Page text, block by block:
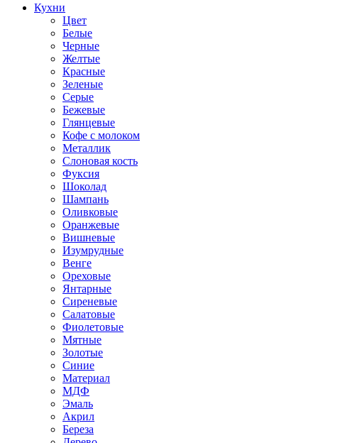
Кухни
Цвет
Белые
Черные
Желтые
Красные
Зеленые
Серые
Бежевые
Глянцевые
Кофе с молоком
Металлик
Слоновая кость
Фуксия
Шоколад
Шампань
Оливковые
Оранжевые
Вишневые
Изумрудные
Венге
Ореховые
Янтарные
Сиреневые
Салатовые
Фиолетовые
Мятные
Золотые
Синие
Материал
МДФ
Эмаль
Акрил
Береза